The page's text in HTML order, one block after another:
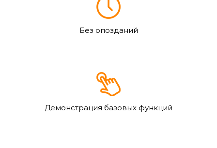
Без опозданий
Демонстрация базовых функций